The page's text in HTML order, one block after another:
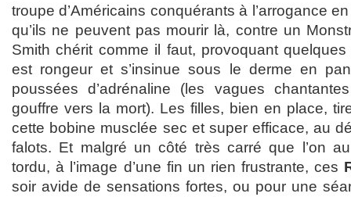
troupe d’Américains conquérants à l’arrogance
qu’ils ne peuvent pas mourir là, contre un
Smith chérit comme il faut, provoquant
est rongeur et s’insinue sous le derme en
poussées d’adrénaline (les vagues
gouffre vers la mort). Les filles, bien en place,
cette bobine musclée sec et super efficace, au
falots. Et malgré un côté très carré que l’on
tordu, à l’image d’une fin un rien frustrante, ces
soir avide de sensations fortes, ou pour une